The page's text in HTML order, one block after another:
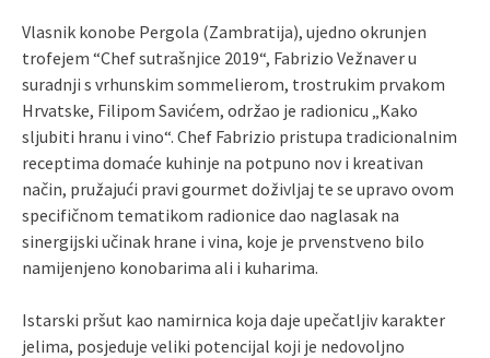
Vlasnik konobe Pergola (Zambratija), ujedno okrunjen
trofejem “Chef sutrašnjice 2019“, Fabrizio Vežnaver u
suradnji s vrhunskim sommelierom, trostrukim prvakom
Hrvatske, Filipom Savićem, održao je radionicu „Kako
sljubiti hranu i vino“. Chef Fabrizio pristupa tradicionalnim
receptima domaće kuhinje na potpuno nov i kreativan
način, pružajući pravi gourmet doživljaj te se upravo ovom
specifičnom tematikom radionice dao naglasak na
sinergijski učinak hrane i vina, koje je prvenstveno bilo
namijenjeno konobarima ali i kuharima.
Istarski pršut kao namirnica koja daje upečatljiv karakter
jelima, posjeduje veliki potencijal koji je nedovoljno